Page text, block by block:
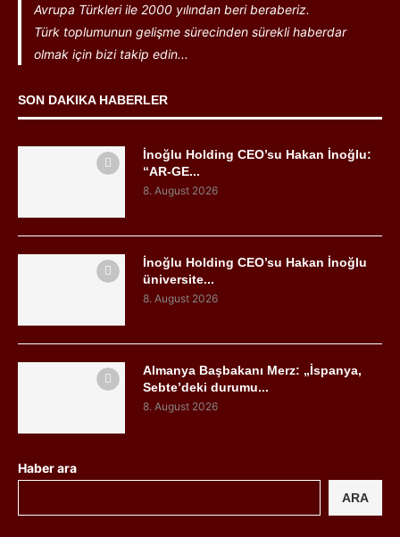
Avrupa Türkleri ile 2000 yılından beri beraberiz.
Türk toplumunun gelişme sürecinden sürekli haberdar
olmak için bizi takip edin...
SON DAKIKA HABERLER
İnoğlu Holding CEO’su Hakan İnoğlu:
“AR-GE...
8. August 2026
İnoğlu Holding CEO’su Hakan İnoğlu
üniversite...
8. August 2026
Almanya Başbakanı Merz: „İspanya,
Sebte’deki durumu...
8. August 2026
Haber ara
ARA